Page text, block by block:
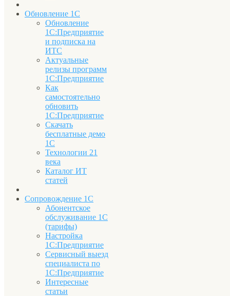
Обновление 1С
Обновление
1С:Предприятие
и подписка на
ИТС
Актуальные
релизы программ
1С:Предприятие
Как
самостоятельно
обновить
1С:Предприятие
Скачать
бесплатные демо
1С
Технологии 21
века
Каталог ИТ
статей
Сопровождение 1С
Абонентское
обслуживание 1С
(тарифы)
Настройка
1С:Предприятие
Сервисный выезд
специалиста по
1С:Предприятие
Интересные
статьи